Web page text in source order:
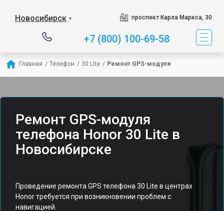
Новосибирск ▼ проспект Карла Маркса, 30
+7 (800) 100-69-58
Главная / Телефон / 30 Lite / Ремонт GPS-модуля
Ремонт GPS-модуля
телефона Honor 30 Lite в
Новосибирске
Проведение ремонта GPS телефона 30 Lite в центрах
Honor требуется при возникновении проблем с
навигацией.